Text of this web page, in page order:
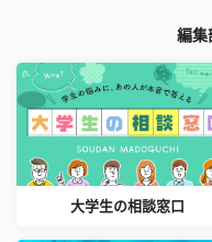
編集
大学生の相談窓口